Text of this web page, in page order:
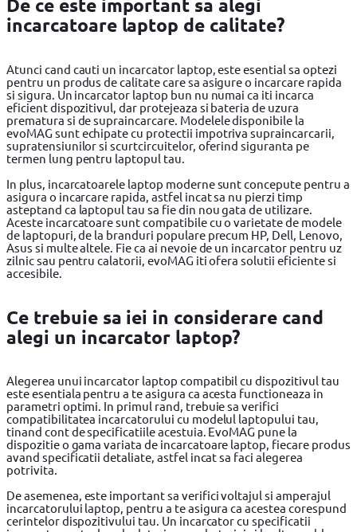
De ce este important sa alegi
incarcatoare laptop de calitate?
Atunci cand cauti un incarcator laptop, este esential sa optezi
pentru un produs de calitate care sa asigure o incarcare rapida
si sigura. Un incarcator laptop bun nu numai ca iti incarca
eficient dispozitivul, dar protejeaza si bateria de uzura
prematura si de supraincarcare. Modelele disponibile la
evoMAG sunt echipate cu protectii impotriva supraincarcarii,
supratensiunilor si scurtcircuitelor, oferind siguranta pe
termen lung pentru laptopul tau.
In plus, incarcatoarele laptop moderne sunt concepute pentru a
asigura o incarcare rapida, astfel incat sa nu pierzi timp
asteptand ca laptopul tau sa fie din nou gata de utilizare.
Aceste incarcatoare sunt compatibile cu o varietate de modele
de laptopuri, de la branduri populare precum HP, Dell, Lenovo,
Asus si multe altele. Fie ca ai nevoie de un incarcator pentru uz
zilnic sau pentru calatorii, evoMAG iti ofera solutii eficiente si
accesibile.
Ce trebuie sa iei in considerare cand
alegi un incarcator laptop?
Alegerea unui incarcator laptop compatibil cu dispozitivul tau
este esentiala pentru a te asigura ca acesta functioneaza in
parametri optimi. In primul rand, trebuie sa verifici
compatibilitatea incarcatorului cu modelul laptopului tau,
tinand cont de specificatiile acestuia. EvoMAG pune la
dispozitie o gama variata de incarcatoare laptop, fiecare produs
avand specificatii detaliate, astfel incat sa faci alegerea
potrivita.
De asemenea, este important sa verifici voltajul si amperajul
incarcatorului laptop, pentru a te asigura ca acestea corespund
cerintelor dispozitivului tau. Un incarcator cu specificatii